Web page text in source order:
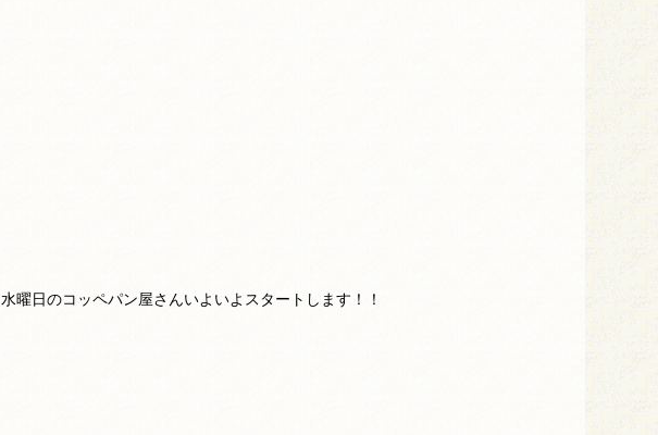
水曜日のコッペパン屋さんいよいよスタートします！！